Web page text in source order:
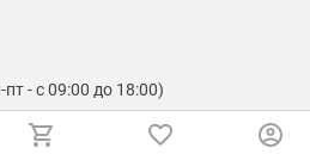
- с 09:00 до 18:00)